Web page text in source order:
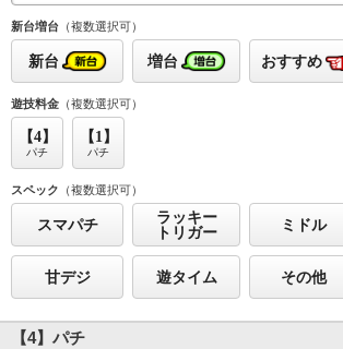
新台増台 （複数選択可）
新台 増台 おすすめ
遊技料金 （複数選択可）
【4】
パチ
【1】
パチ
スペック （複数選択可）
スマパチ
ラッキー
トリガー
ミドル
甘デジ 遊タイム その他
【4】パチ